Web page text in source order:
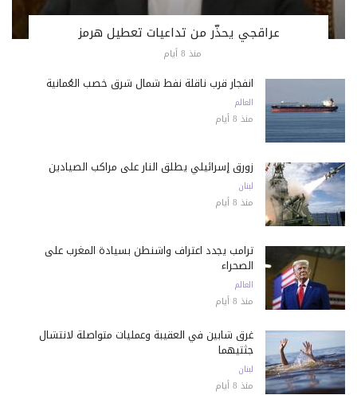
عراقجي يحذّر من تداعيات تعطيل هرمز
منذ 8 أيام
انفجار قرب ناقلة نفط شمال شرق خصب العُمانية
العالم
منذ 8 أيام
زورق إسرائيلي يطلق النار على مراكب الصيادين
لبنان
منذ 8 أيام
ترامب يجدد اعتراف واشنطن بسيادة المغرب على
الصحراء
العالم
منذ 8 أيام
غرق شابين في العقيبة وعمليات متواصلة لانتشال
جثتيهما
لبنان
منذ 8 أيام